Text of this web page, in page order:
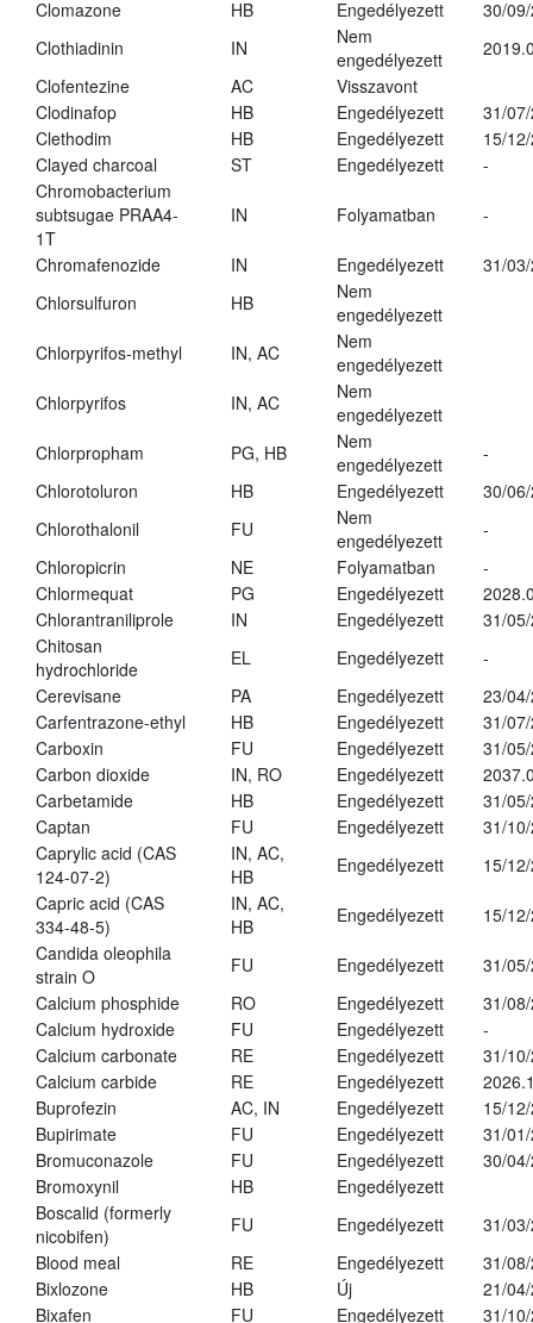
Clomazone HB Engedélyezett
30/
Clothiadinin
IN
Nem
engedélyezett
Clofentezine
AC
Visszavont
Clodinafop
HB Engedélyezett
31/
Clethodim
HB Engedélyezett
15/
Clayed charcoal
ST Engedélyezett
-
Chromobacterium
subtsugae PRAA4-
1T
IN Folyamatban -
Chromafenozide IN Engedélyezett
31/
Chlorsulfuron
HB
Nem
engedélyezett
Chlorpyrifos-methyl
IN, AC
Nem
engedélyezett
Chlorpyrifos
IN, AC
Nem
engedélyezett
Chlorpropham
PG, HB
Nem
engedélyezett
-
Chlorotoluron
HB Engedélyezett
30/
Chlorothalonil
FU
Nem
engedélyezett
-
Chloropicrin
NE Folyamatban
-
Chlormequat
PG Engedélyezett
Chlorantraniliprole
IN Engedélyezett
31/
Chitosan
hydrochloride
EL Engedélyezett
-
Cerevisane
PA Engedélyezett
23/
Carfentrazone-ethyl
HB Engedélyezett
31/
Carboxin
FU Engedélyezett
31/
Carbon dioxide
IN, RO Engedélyezett
Carbetamide
HB Engedélyezett
31/
Captan
FU Engedélyezett
31/
Caprylic acid (CAS
124-07-2)
IN, AC,
HB
Engedélyezett
15/
Capric acid (CAS
334-48-5)
IN, AC,
HB
Engedélyezett
15/
Candida oleophila
strain O
FU Engedélyezett
31/
Calcium phosphide
RO Engedélyezett
31/
Calcium hydroxide
FU Engedélyezett
-
Calcium carbonate
RE Engedélyezett
31/
Calcium carbide
RE Engedélyezett
Buprofezin
AC, IN Engedélyezett
15/
Bupirimate
FU Engedélyezett
31/
Bromuconazole
FU Engedélyezett
30/
Bromoxynil
HB
Engedélyezett
Boscalid (formerly
nicobifen)
FU Engedélyezett
31/
Blood meal
RE Engedélyezett
31/
Bixlozone
HB Új
21/
Bixafen
FU Engedélyezett
31/